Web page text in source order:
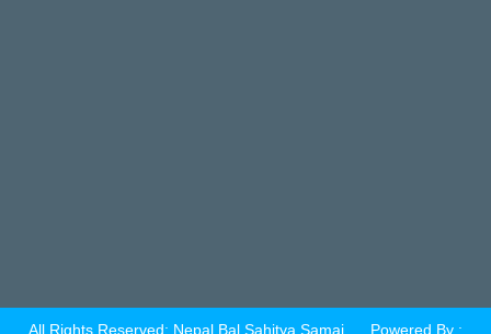
All Rights Reserved: Nepal Bal Sahitya Samaj Powered By :